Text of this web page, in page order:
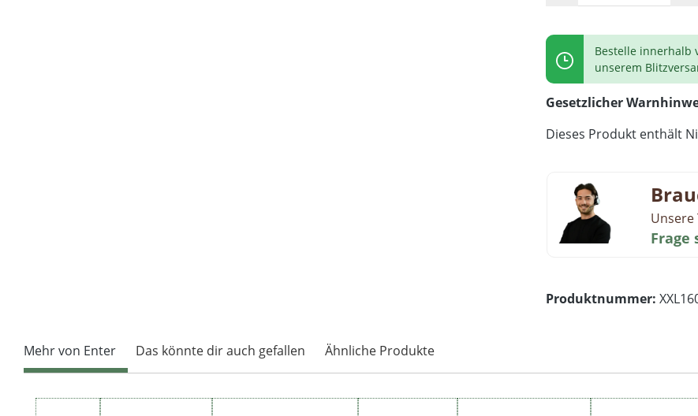
Bestelle innerhalb
unserem
Gesetzlicher
Dieses Produkt enthält
Frage
Produktnummer:
Mehr von Enter Das könnte dir auch gefallen Ähnliche Produkte
Produktgalerie überspringen